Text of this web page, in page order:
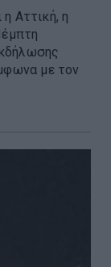
Αττική, η
με τον